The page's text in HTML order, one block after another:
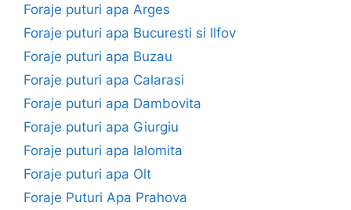
Foraje puturi apa Arges
Foraje puturi apa Bucuresti si Ilfov
Foraje puturi apa Buzau
Foraje puturi apa Calarasi
Foraje puturi apa Dambovita
Foraje puturi apa Giurgiu
Foraje puturi apa Ialomita
Foraje puturi apa Olt
Foraje Puturi Apa Prahova